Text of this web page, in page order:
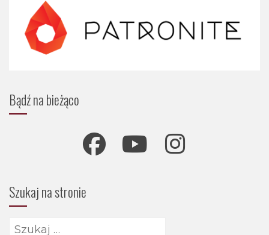
Bądź na bieżąco
Szukaj na stronie
Szukaj: